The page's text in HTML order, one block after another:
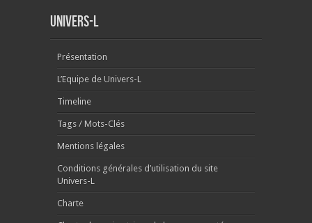
Univers-L
Présentation
L’Equipe de Univers-L
Timeline
Tags / Mots-Clés
Mentions légales
Conditions générales d’utilisation du site
Univers-L
Charte